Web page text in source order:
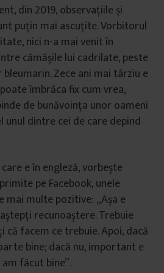
din 2019, observațiile și
puțin mai ascuțite. Vorbitorul
nici n-a mai venit în
cămășile lui cadrilate, peste
Zece ani mai târziu e
îmbrăca fix cum vrea,
de bunăvoința unor oameni
unul dintre cei de care depind
e în engleză, vorbește
pe Facebook, unele
multe pozitive: „Așa e
recunoaștere. Trebuie
facem ce trebuie. Apoi, dacă
bine; dacă nu, important e
făcut bine”.